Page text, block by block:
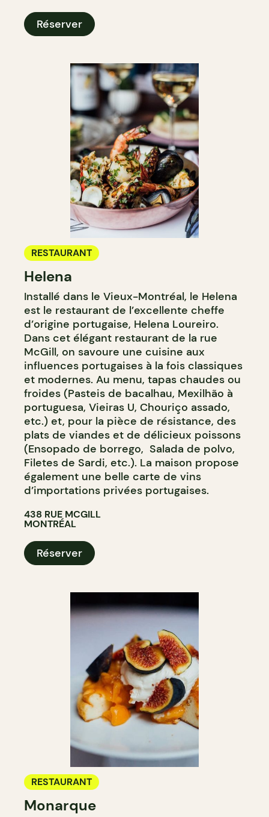
Réserver
RESTAURANT
Helena
Installé dans le Vieux-Montréal, le Helena
est le restaurant de l’excellente cheffe
d’origine portugaise, Helena Loureiro.
Dans cet élégant restaurant de la rue
McGill, on savoure une cuisine aux
influences portugaises à la fois classiques
et modernes. Au menu, tapas chaudes ou
froides (Pasteis de bacalhau, Mexilhão à
portuguesa, Vieiras U, Chouriço assado,
etc.) et, pour la pièce de résistance, des
plats de viandes et de délicieux poissons
(Ensopado de borrego, Salada de polvo,
Filetes de Sardi, etc.). La maison propose
également une belle carte de vins
d’importations privées portugaises.
438 RUE MCGILL
MONTRÉAL
Réserver
RESTAURANT
Monarque